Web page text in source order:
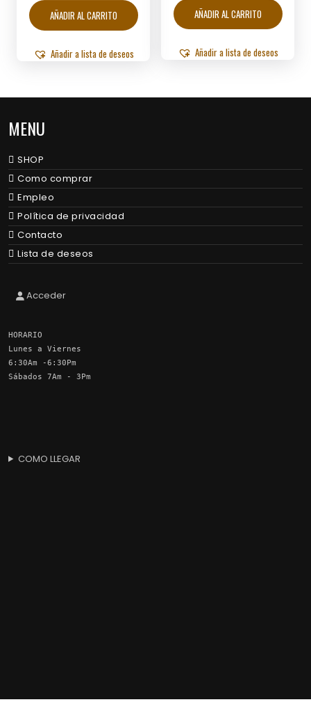
AÑADIR AL CARRITO
Añadir a lista de deseos
AÑADIR AL CARRITO
Añadir a lista de deseos
MENU
SHOP
Como comprar
Empleo
Política de privacidad
Contacto
Lista de deseos
Acceder
HORARIO
Lunes a Viernes
6:30Am -6:30Pm
Sábados 7Am - 3Pm
COMO LLEGAR